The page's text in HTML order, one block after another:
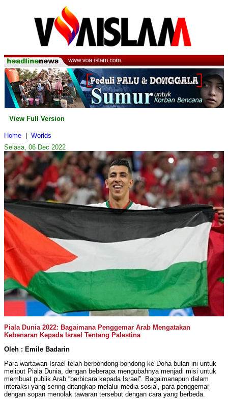
View Full Version
Home
Worlds
Selasa, 06 Dec 2022
Piala Dunia 2022: Bagaimana Penggemar Arab Mengatakan
Kebenaran Kepada Israel Tentang Palestina
Oleh : Emile Badarin
Para wartawan Israel telah berbondong-bondong ke Doha bulan ini untuk
meliput Piala Dunia, dengan beberapa mengubahnya menjadi misi untuk
membuat publik Arab “berbicara kepada Israel”. Bagaimanapun dalam
interaksi yang sering ditangkap melalui media sosial, para penggemar
dengan sopan menolak tawaran tersebut dengan cara yang berbeda.